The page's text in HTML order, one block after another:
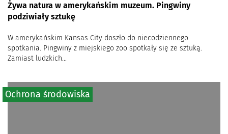
Żywa natura w amerykańskim muzeum. Pingwiny
podziwiały sztukę
W amerykańskim Kansas City doszło do niecodziennego
spotkania. Pingwiny z miejskiego zoo spotkały się ze sztuką.
Zamiast ludzkich...
Ochrona środowiska